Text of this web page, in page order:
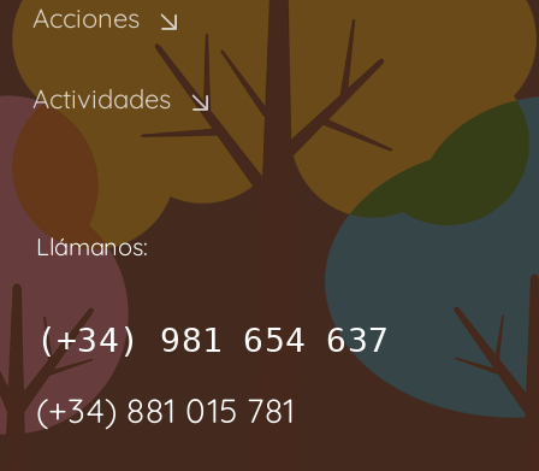
Acciones
Actividades
Llámanos:
(+34) 981 654 637
(+34) 881 015 781